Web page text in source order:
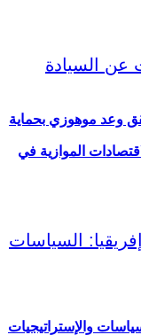
وعد موهوزي بحماية
الموازية في
والإستراتيجيات